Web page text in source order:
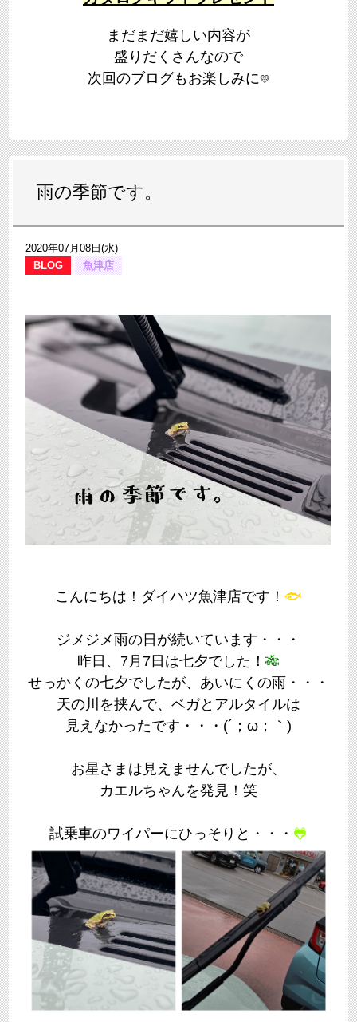
まだまだ嬉しい内容が
盛りだくさんなので
次回のブログもお楽しみに💛
雨の季節です。
2020年07月08日(水)
BLOG
魚津店
こんにちは！ダイハツ魚津店です！ 🐟
ジメジメ雨の日が続いています・・・
昨日、7月7日は七夕でした！ 🎋
せっかくの七夕でしたが、あいにくの雨・・・
天の川を挟んで、ベガとアルタイルは
見えなかったです・・・(´；ω；｀)
お星さまは見えませんでしたが、
カエルちゃんを発見！笑
試乗車のワイパーにひっそりと・・・ 🐸